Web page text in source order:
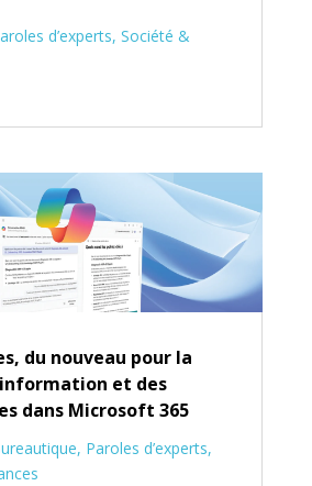
d’experts, Société &
du nouveau pour la
et des
dans Microsoft 365
, Paroles d’experts,